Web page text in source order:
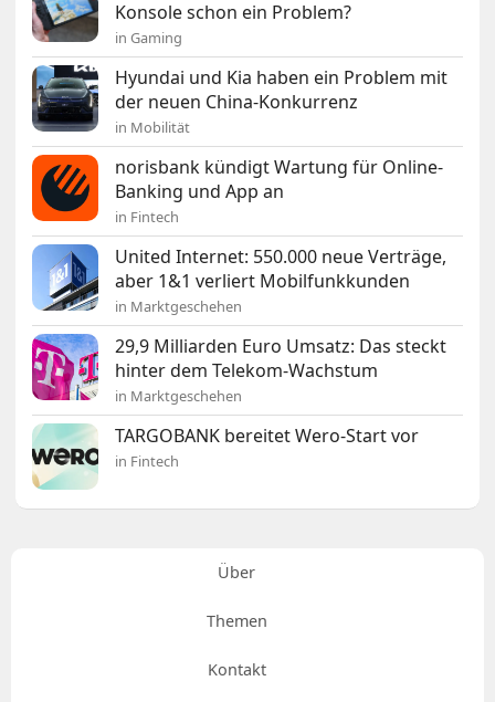
Konsole schon ein Problem?
in Gaming
Hyundai und Kia haben ein Problem mit
der neuen China-Konkurrenz
in Mobilität
norisbank kündigt Wartung für Online-
Banking und App an
in Fintech
United Internet: 550.000 neue Verträge,
aber 1&1 verliert Mobilfunkkunden
in Marktgeschehen
29,9 Milliarden Euro Umsatz: Das steckt
hinter dem Telekom-Wachstum
in Marktgeschehen
TARGOBANK bereitet Wero-Start vor
in Fintech
Über
Themen
Kontakt